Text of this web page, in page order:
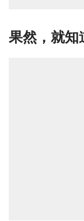
果然，就知